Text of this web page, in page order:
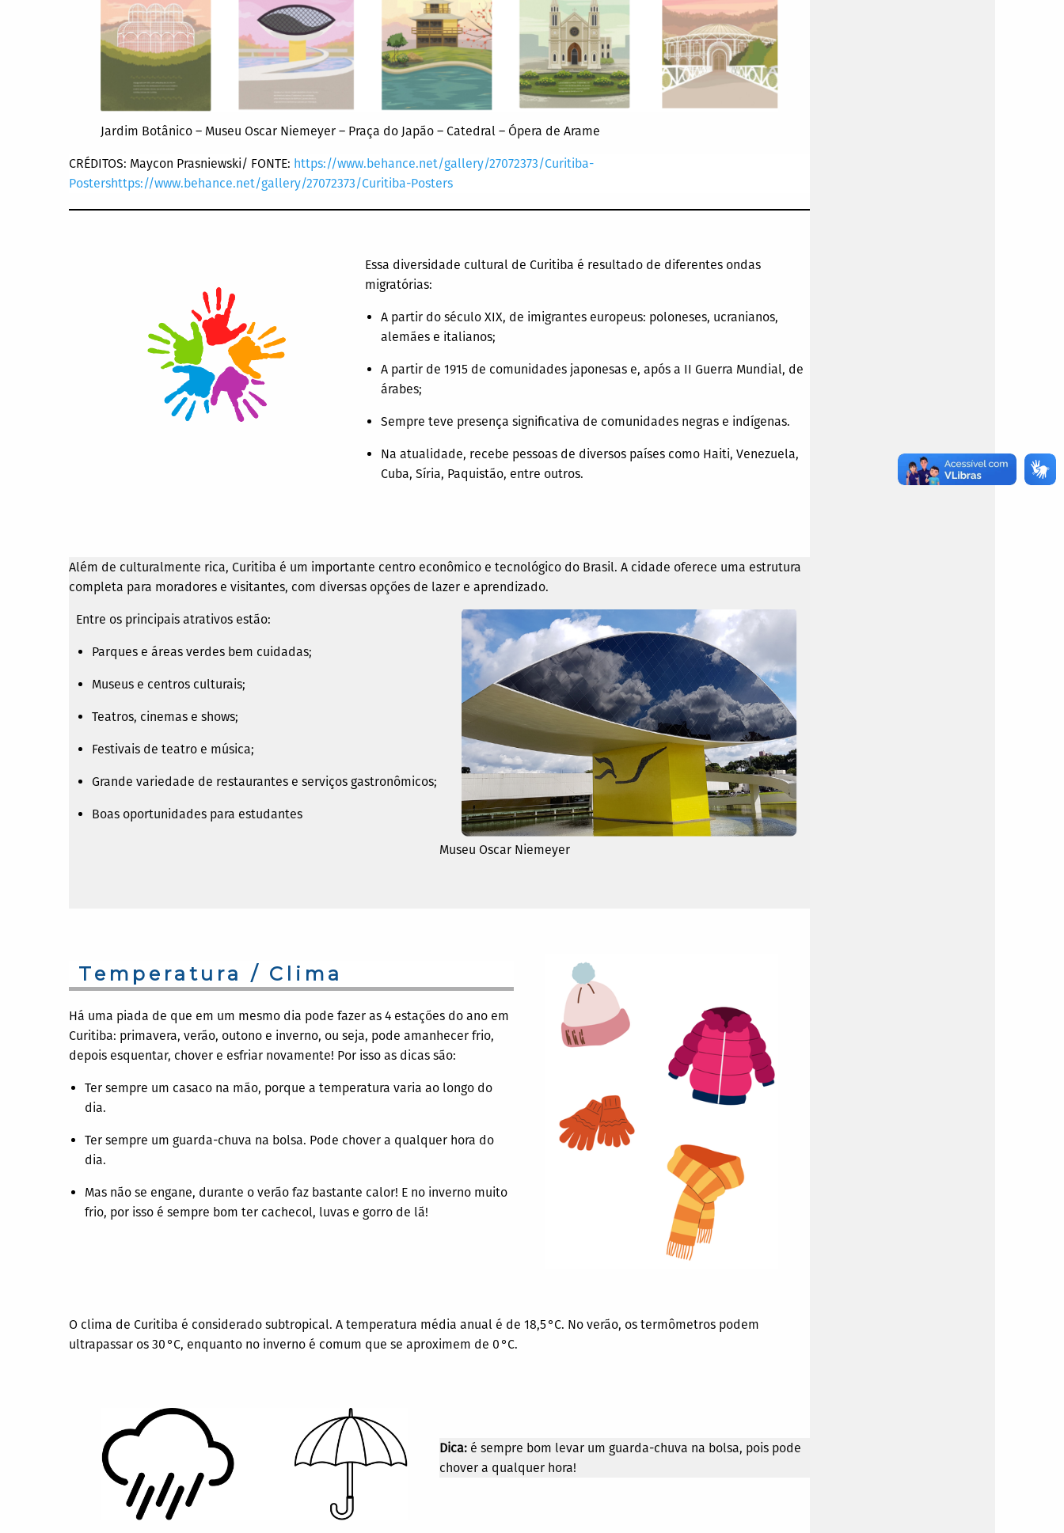
Jardim Botânico – Museu Oscar Niemeyer – Praça do Japão – Catedral – Ópera de Arame
CRÉDITOS: Maycon Prasniewski/ FONTE: https://www.behance.net/gallery/27072373/Curitiba-
Postershttps://www.behance.net/gallery/27072373/Curitiba-Posters
Essa diversidade cultural de Curitiba é resultado de diferentes ondas
migratórias:
A partir do século XIX, de imigrantes europeus: poloneses, ucranianos,
alemães e italianos;
A partir de 1915 de comunidades japonesas e, após a II Guerra Mundial, de
árabes;
Sempre teve presença significativa de comunidades negras e indígenas.
Na atualidade, recebe pessoas de diversos países como Haiti, Venezuela,
Cuba, Síria, Paquistão, entre outros.
Além de culturalmente rica, Curitiba é um importante centro econômico e tecnológico do Brasil. A cidade oferece uma estrutura
completa para moradores e visitantes, com diversas opções de lazer e aprendizado.
Entre os principais atrativos estão:
Parques e áreas verdes bem cuidadas;
Museus e centros culturais;
Teatros, cinemas e shows;
Festivais de teatro e música;
Grande variedade de restaurantes e serviços gastronômicos;
Boas oportunidades para estudantes
Museu Oscar Niemeyer
Temperatura / Clima
Há uma piada de que em um mesmo dia pode fazer as 4 estações do ano em
Curitiba: primavera, verão, outono e inverno, ou seja, pode amanhecer frio,
depois esquentar, chover e esfriar novamente! Por isso as dicas são:
Ter sempre um casaco na mão, porque a temperatura varia ao longo do
dia.
Ter sempre um guarda-chuva na bolsa. Pode chover a qualquer hora do
dia.
Mas não se engane, durante o verão faz bastante calor! E no inverno muito
frio, por isso é sempre bom ter cachecol, luvas e gorro de lã!
O clima de Curitiba é considerado subtropical. A temperatura média anual é de 18,5 °C. No verão, os termômetros podem
ultrapassar os 30 °C, enquanto no inverno é comum que se aproximem de 0 °C.
Dica: é sempre bom levar um guarda-chuva na bolsa, pois pode
chover a qualquer hora!